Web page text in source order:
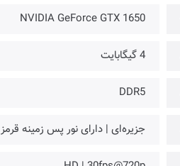
NVIDIA GeForce GTX 1650
4 گیگابایت
DDR5
جزیره‌ای | دارای نور پس زمینه قرمز